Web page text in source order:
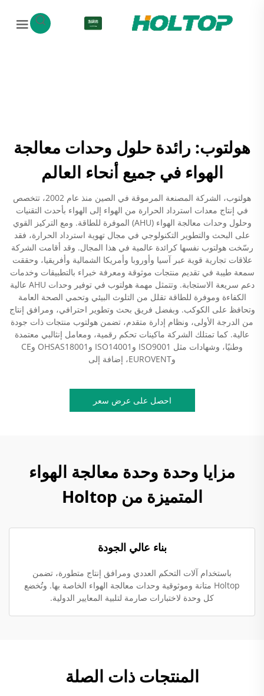
هولتوب: رائدة حلول وحدات معالجة
الهواء في جميع أنحاء العالم
هولتوب، الشركة المصنعة المرموقة في الصين منذ عام 2002، تتخصص
في إنتاج معدات استرداد الحرارة من الهواء إلى الهواء بأحدث التقنيات
وحلول وحدات معالجة الهواء (AHU) الموفرة للطاقة. ومع التركيز القوي
على البحث والتطوير التكنولوجي في مجال تهوية استرداد الحرارة، فقد
رسّخت هولتوب نفسها كرائدة عالمية في هذا المجال. وقد أقامت الشركة
علاقات تجارية قوية عبر آسيا وأوروبا وأمريكا الشمالية وأفريقيا، وحققت
سمعة طيبة في تقديم منتجات موثوقة ومعرفة خبراء بالتطبيقات وخدمات
دعم سريعة الاستجابة. وتتمثل مهمة هولتوب في توفير وحدات AHU عالية
الكفاءة وموفرة للطاقة تقلل من التلوث البيئي وتحمي الصحة العامة
وتحافظ على الكوكب. وبفضل فريق بحث وتطوير احترافي، ومرافق إنتاج
من الدرجة الأولى، ونظام إدارة متقدم، تضمن هولتوب منتجات ذات جودة
عالية. كما تمتلك الشركة ماكينات تحكم رقمية، ومعامل إنثالبي معتمدة
وطنيًا، وشهادات مثل ISO9001 وISO14001 وOHSAS18001 وCE
وEUROVENT، إضافة إلى
احصل على عرض سعر
مزايا وحدة وحدة معالجة الهواء
المتميزة من Holtop
بناء عالي الجودة
باستخدام آلات التحكم العددي ومرافق إنتاج متطورة، تضمن
Holtop متانة وموثوقية وحدات معالجة الهواء الخاصة بها. وتُخضع
كل وحدة لاختبارات صارمة لتلبية المعايير الدولية.
المنتجات ذات الصلة